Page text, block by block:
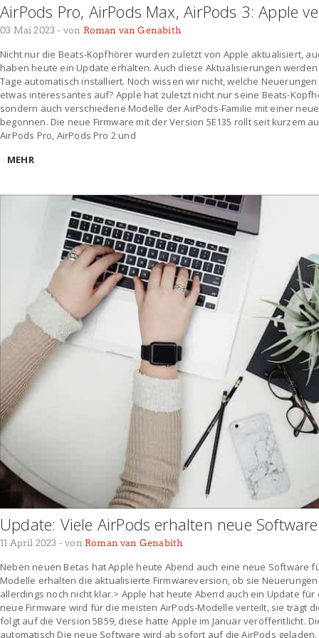
AirPods Pro, AirPods Max, AirPods 3: Apple
03 Mai 2023 - von Roman van Genabith
Nicht nur die Beats-Kopfhörer wurden zuletzt von Apple aktualisiert,
haben heute ein Update erhalten. Auch diese Aktualisierungen
Tage automatisch installiert. Noch wissen wir nicht, welche
etwas interessantes auf? Apple hat zuletzt nicht nur seine Beats-
sondern auch verschiedene Modelle der AirPods-Familie mit einer
begonnen. Die neue Firmware mit der Version 5E135 rollt seit kurzem
AirPods Pro, AirPods Pro 2 und
MEHR
Update: Viele AirPods erhalten neue Software
11 April 2023 - von Roman van Genabith
Neben neuen Betas hat Apple heute Abend auch eine neue Software
Modelle erhalten die aktualisierte Firmwareversion, ob sie
allerdings noch nicht klar.> Apple hat heute Abend auch ein Update
neue Firmware wird für die meisten AirPods-Modelle verteilt, sie trägt
folgt auf die Version 5B59, diese hatte Apple im Januar veröffentlicht.
automatisch Die neue Software wird ab sofort auf die AirPods